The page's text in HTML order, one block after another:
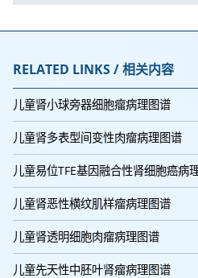
RELATED LINKS / 相关内容
儿童肾小球旁器细胞瘤病理图谱
儿童肾多表型间变性肉瘤病理图谱
儿童易位TFE基因融合性肾细胞癌病
儿童肾恶性横纹肌样瘤病理图谱
儿童肾透明细胞肉瘤病理图谱
儿童先天性中胚叶肾瘤病理图谱